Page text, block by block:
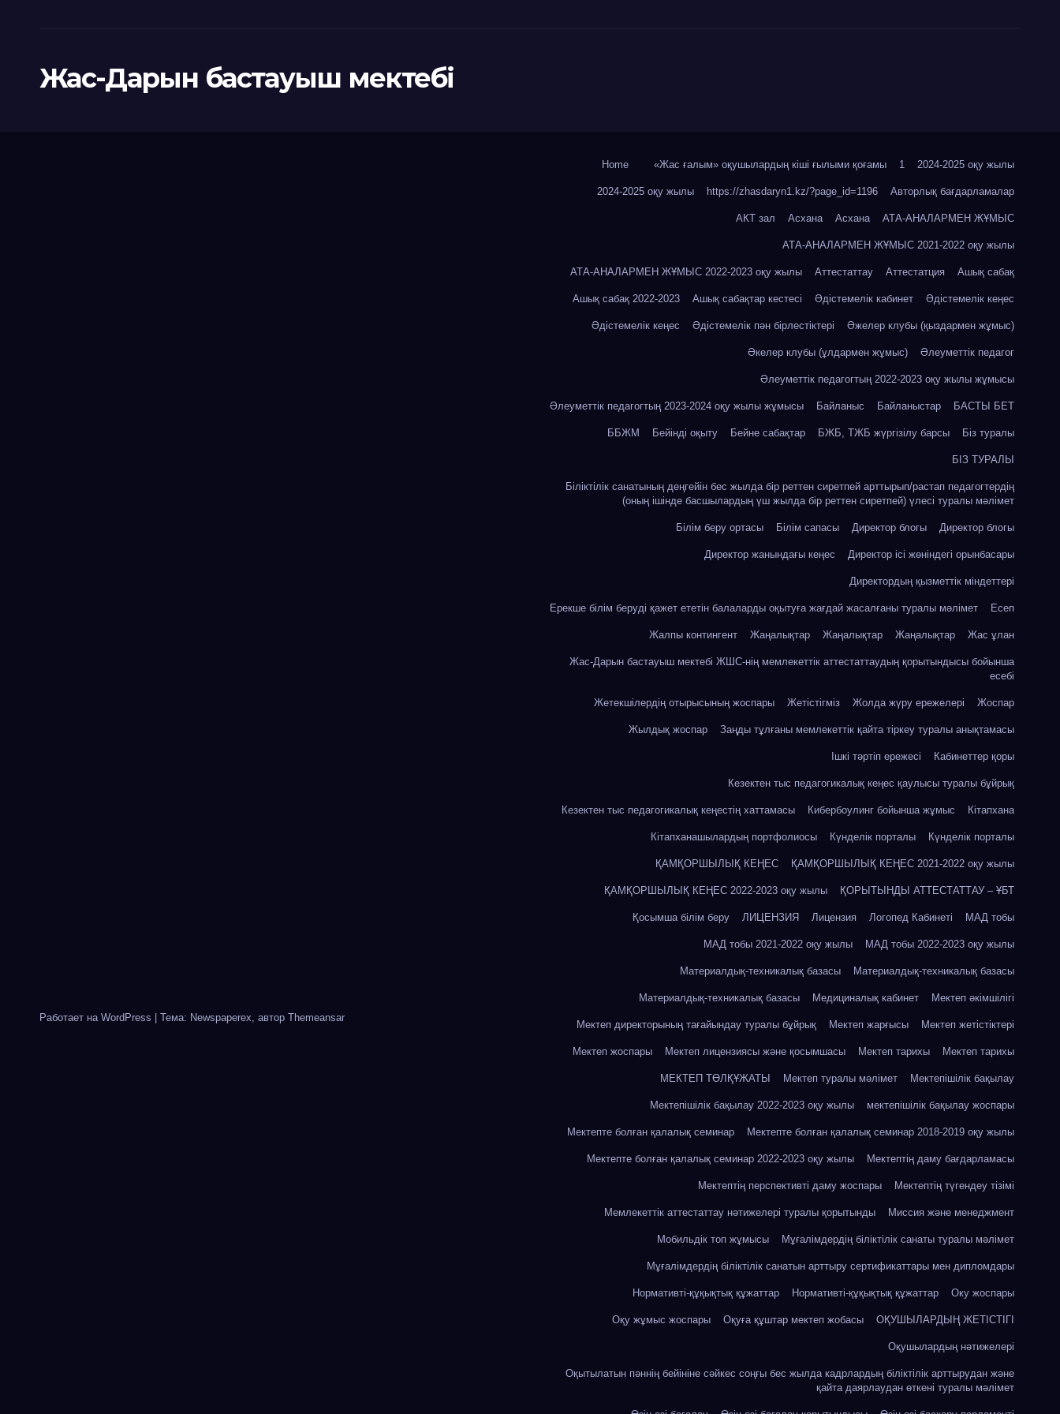
Жас-Дарын бастауыш мектебі
Работает на WordPress | Тема: Newspaperex, автор Themeansar
Home «Жас ғалым» оқушылардың кіші ғылыми қоғамы 1 2024-2025 оқу жылы
2024-2025 оқу жылы https://zhasdaryn1.kz/?page_id=1196 Авторлық бағдарламалар
АКТ зал Асхана Асхана АТА-АНАЛАРМЕН ЖҰМЫС
АТА-АНАЛАРМЕН ЖҰМЫС 2021-2022 оқу жылы
АТА-АНАЛАРМЕН ЖҰМЫС 2022-2023 оқу жылы Аттестаттау Аттестатция Ашық сабақ
Ашық сабақ 2022-2023 Ашық сабақтар кестесі Әдістемелік кабинет Әдістемелік кеңес
Әдістемелік кеңес Әдістемелік пән бірлестіктері Әжелер клубы (қыздармен жұмыс)
Әкелер клубы (ұлдармен жұмыс) Әлеуметтік педагог
Әлеуметтік педагогтың 2022-2023 оқу жылы жұмысы
Әлеуметтік педагогтың 2023-2024 оқу жылы жұмысы Байланыс Байланыстар БАСТЫ БЕТ
ББЖМ Бейінді оқыту Бейне сабақтар БЖБ, ТЖБ жүргізілу барсы Біз туралы
БІЗ ТУРАЛЫ
Біліктілік санатының деңгейін бес жылда бір реттен сиретпей арттырып/растап педагогтердің
(оның ішінде басшылардың үш жылда бір реттен сиретпей) үлесі туралы мәлімет
Білім беру ортасы Білім сапасы Директор блогы Директор блогы
Директор жанындағы кеңес Директор ісі жөніндегі орынбасары
Директордың қызметтік міндеттері
Ерекше білім беруді қажет ететін балаларды оқытуға жағдай жасалғаны туралы мәлімет Есеп
Жалпы контингент Жаңалықтар Жаңалықтар Жаңалықтар Жас ұлан
Жас-Дарын бастауыш мектебі ЖШС-нің мемлекеттік аттестаттаудың қорытындысы бойынша
есебі
Жетекшілердің отырысының жоспары Жетістігміз Жолда жүру ережелері Жоспар
Жылдық жоспар Заңды тұлғаны мемлекеттік қайта тіркеу туралы анықтамасы
Ішкі тәртіп ережесі Кабинеттер қоры
Кезектен тыс педагогикалық кеңес қаулысы туралы бұйрық
Кезектен тыс педагогикалық кеңестің хаттамасы Кибербоулинг бойынша жұмыс Кітапхана
Кітапханашылардың портфолиосы Күнделік порталы Күнделік порталы
ҚАМҚОРШЫЛЫҚ КЕҢЕС ҚАМҚОРШЫЛЫҚ КЕҢЕС 2021-2022 оқу жылы
ҚАМҚОРШЫЛЫҚ КЕҢЕС 2022-2023 оқу жылы ҚОРЫТЫНДЫ АТТЕСТАТТАУ – ҰБТ
Қосымша білім беру ЛИЦЕНЗИЯ Лицензия Логопед Кабинеті МАД тобы
МАД тобы 2021-2022 оқу жылы МАД тобы 2022-2023 оқу жылы
Материалдық-техникалық базасы Материалдық-техникалық базасы
Материалдық-техникалық базасы Медициналық кабинет Мектеп әкімшілігі
Мектеп директорының тағайындау туралы бұйрық Мектеп жарғысы Мектеп жетістіктері
Мектеп жоспары Мектеп лицензиясы және қосымшасы Мектеп тарихы Мектеп тарихы
МЕКТЕП ТӨЛҚҰЖАТЫ Мектеп туралы мәлімет Мектепішілік бақылау
Мектепішілік бақылау 2022-2023 оқу жылы мектепішілік бақылау жоспары
Мектепте болған қалалық семинар Мектепте болған қалалық семинар 2018-2019 оқу жылы
Мектепте болған қалалық семинар 2022-2023 оқу жылы Мектептің даму бағдарламасы
Мектептің перспективті даму жоспары Мектептің түгендеу тізімі
Мемлекеттік аттестаттау нәтижелері туралы қорытынды Миссия және менеджмент
Мобильдік топ жұмысы Мұғалімдердің біліктілік санаты туралы мәлімет
Мұғалімдердің біліктілік санатын арттыру сертификаттары мен дипломдары
Нормативті-құқықтық құжаттар Нормативті-құқықтық құжаттар Оку жоспары
Оқу жұмыс жоспары Оқуға құштар мектеп жобасы ОҚУШЫЛАРДЫҢ ЖЕТІСТІГІ
Оқушылардың нәтижелері
Оқытылатын пәннің бейініне сәйкес соңғы бес жылда кадрлардың біліктілік арттырудан және
қайта даярлаудан өткені туралы мәлімет